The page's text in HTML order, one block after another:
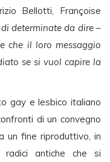
Bellotti, Françoise
determinate da dire –
che il loro messaggio
se si vuol capire la
gay e lesbico italiano
di un convegno
un fine riproduttivo, in
antiche che si